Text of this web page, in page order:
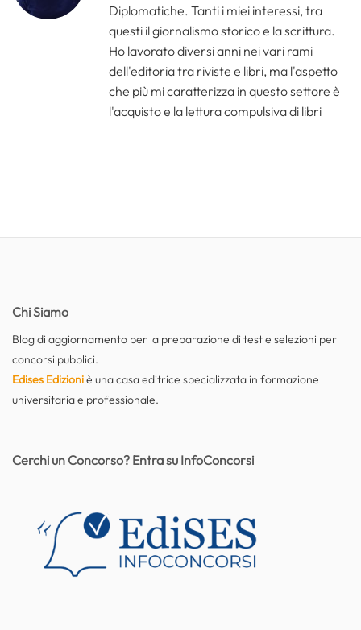
Diplomatiche. Tanti i miei interessi, tra
questi il giornalismo storico e la scrittura.
Ho lavorato diversi anni nei vari rami
dell'editoria tra riviste e libri, ma l'aspetto
che più mi caratterizza in questo settore è
l'acquisto e la lettura compulsiva di libri
Chi Siamo
Blog di aggiornamento per la preparazione di test e selezioni per
concorsi pubblici.
Edises Edizioniè una casa editrice specializzata in formazione
universitaria e professionale.
Cerchi un Concorso? Entra su InfoConcorsi